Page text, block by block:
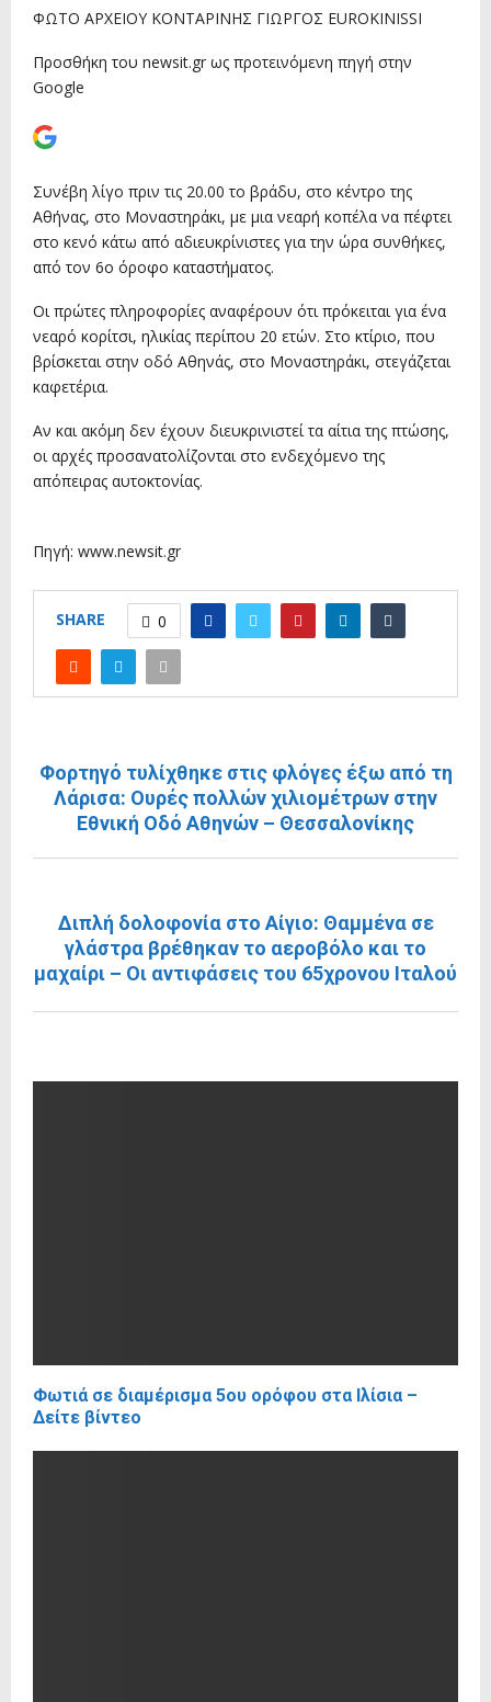
ΦΩΤΟ ΑΡΧΕΙΟΥ ΚΟΝΤΑΡΙΝΗΣ ΓΙΩΡΓΟΣ EUROKINISSI
Προσθήκη του newsit.gr ως προτεινόμενη πηγή στην
Google
Συνέβη λίγο πριν τις 20.00 το βράδυ, στο κέντρο της
Αθήνας, στο Μοναστηράκι, με μια νεαρή κοπέλα να πέφτει
στο κενό κάτω από αδιευκρίνιστες για την ώρα συνθήκες,
από τον 6ο όροφο καταστήματος.
Οι πρώτες πληροφορίες αναφέρουν ότι πρόκειται για ένα
νεαρό κορίτσι, ηλικίας περίπου 20 ετών. Στο κτίριο, που
βρίσκεται στην οδό Αθηνάς, στο Μοναστηράκι, στεγάζεται
καφετέρια.
Αν και ακόμη δεν έχουν διευκρινιστεί τα αίτια της πτώσης,
οι αρχές προσανατολίζονται στο ενδεχόμενο της
απόπειρας αυτοκτονίας.
Πηγή: www.newsit.gr
SHARE 0
Φορτηγό τυλίχθηκε στις φλόγες έξω από τη
Λάρισα: Ουρές πολλών χιλιομέτρων στην
Εθνική Οδό Αθηνών – Θεσσαλονίκης
Διπλή δολοφονία στο Αίγιο: Θαμμένα σε
γλάστρα βρέθηκαν το αεροβόλο και το
μαχαίρι – Οι αντιφάσεις του 65χρονου Ιταλού
Φωτιά σε διαμέρισμα 5ου ορόφου στα Ιλίσια –
Δείτε βίντεο